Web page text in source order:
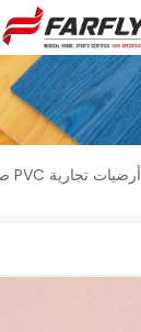
أرضيات تجارية PVC صحية 2 مم للممرات